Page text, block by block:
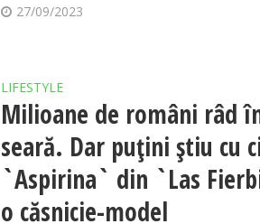
27/09/2023
LIFESTYLE
Milioane de români râd
seară. Dar puțini știu cu
`Aspirina` din `Las
o căsnicie-model